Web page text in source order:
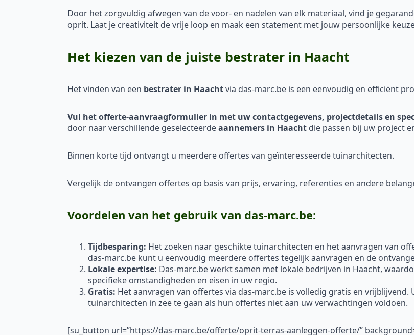
Door het zorgvuldig afwegen van de voor- en nadelen van elk materiaal, vind je
oprit. Laat je creativiteit de vrije loop en maak een statement met jouw persoonlijke
Het kiezen van de juiste bestrater in Haacht
Het vinden van een bestrater in Haachtvia das-marc.be is een eenvoudig en efficiënt
Vul het offerte-aanvraagformulier in met uw contactgegevens, projectdetails en
door naar verschillende geselecteerdeaannemers in Haacht die passen bij uw project
Binnen korte tijd ontvangt u meerdere offertes van geïnteresseerde tuinarchitecten.
Vergelijk de ontvangen offertes op basis van prijs, ervaring, referenties en andere
Voordelen van het gebruik van das-marc.be:
Tijdbesparing: Het zoeken naar geschikte tuinarchitecten en het aanvragen van
das-marc.be kunt u eenvoudig meerdere offertes tegelijk aanvragen en de
Lokale expertise: Das-marc.be werkt samen met lokale bedrijven in Haacht,
specifieke omstandigheden en eisen in uw regio.
Gratis: Het aanvragen van offertes via das-marc.be is volledig gratis en
tuinarchitecten in zee te gaan als hun offertes niet aan uw verwachtingen voldoen.
[su_button url=”https://das-marc.be/offerte/oprit-terras-aanleggen-offerte/”